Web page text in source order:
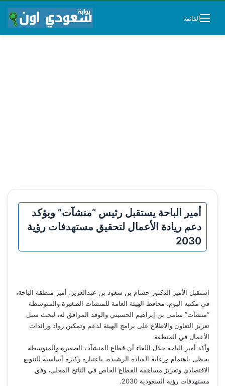
القائمة
أمير الباحة يستقبل رئيس “منشآت” ويؤكد
دعم ريادة الأعمال لتحقيق مستهدفات رؤية
2030
استقبل الأمير الدكتور حسام بن سعود بن عبدالعزيز، أمير منطقة الباحة،
في مكتبه اليوم، محافظ الهيئة العامة للمنشآت الصغيرة والمتوسطة
“منشآت” سامي بن إبراهيم الحسيني والوفد المرافق له، لبحث سبل
تعزيز التعاون والاطلاع على برامج الهيئة لدعم وتمكين رواد ورائدات
الأعمال في المنطقة.
وأكد أمير الباحة خلال اللقاء أن قطاع المنشآت الصغيرة والمتوسطة
يحظى باهتمام ورعاية القيادة الرشيدة، باعتباره ركيزة أساسية للتنويع
الاقتصادي وتعزيز مساهمة القطاع الخاص في الناتج المحلي، وفق
مستهدفات رؤية السعودية 2030.